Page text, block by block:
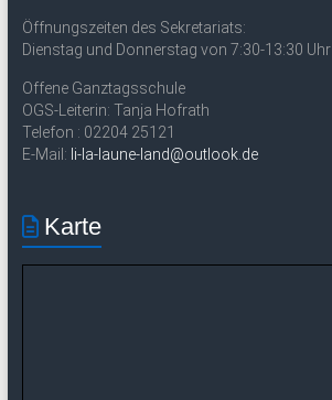
Öffnungszeiten des Sekretariats:
Dienstag und Donnerstag von 7:30-13:30 Uhr
Offene Ganztagsschule
OGS-Leiterin: Tanja Hofrath
Telefon : 02204 25121
E-Mail: li-la-laune-land@outlook.de
Karte